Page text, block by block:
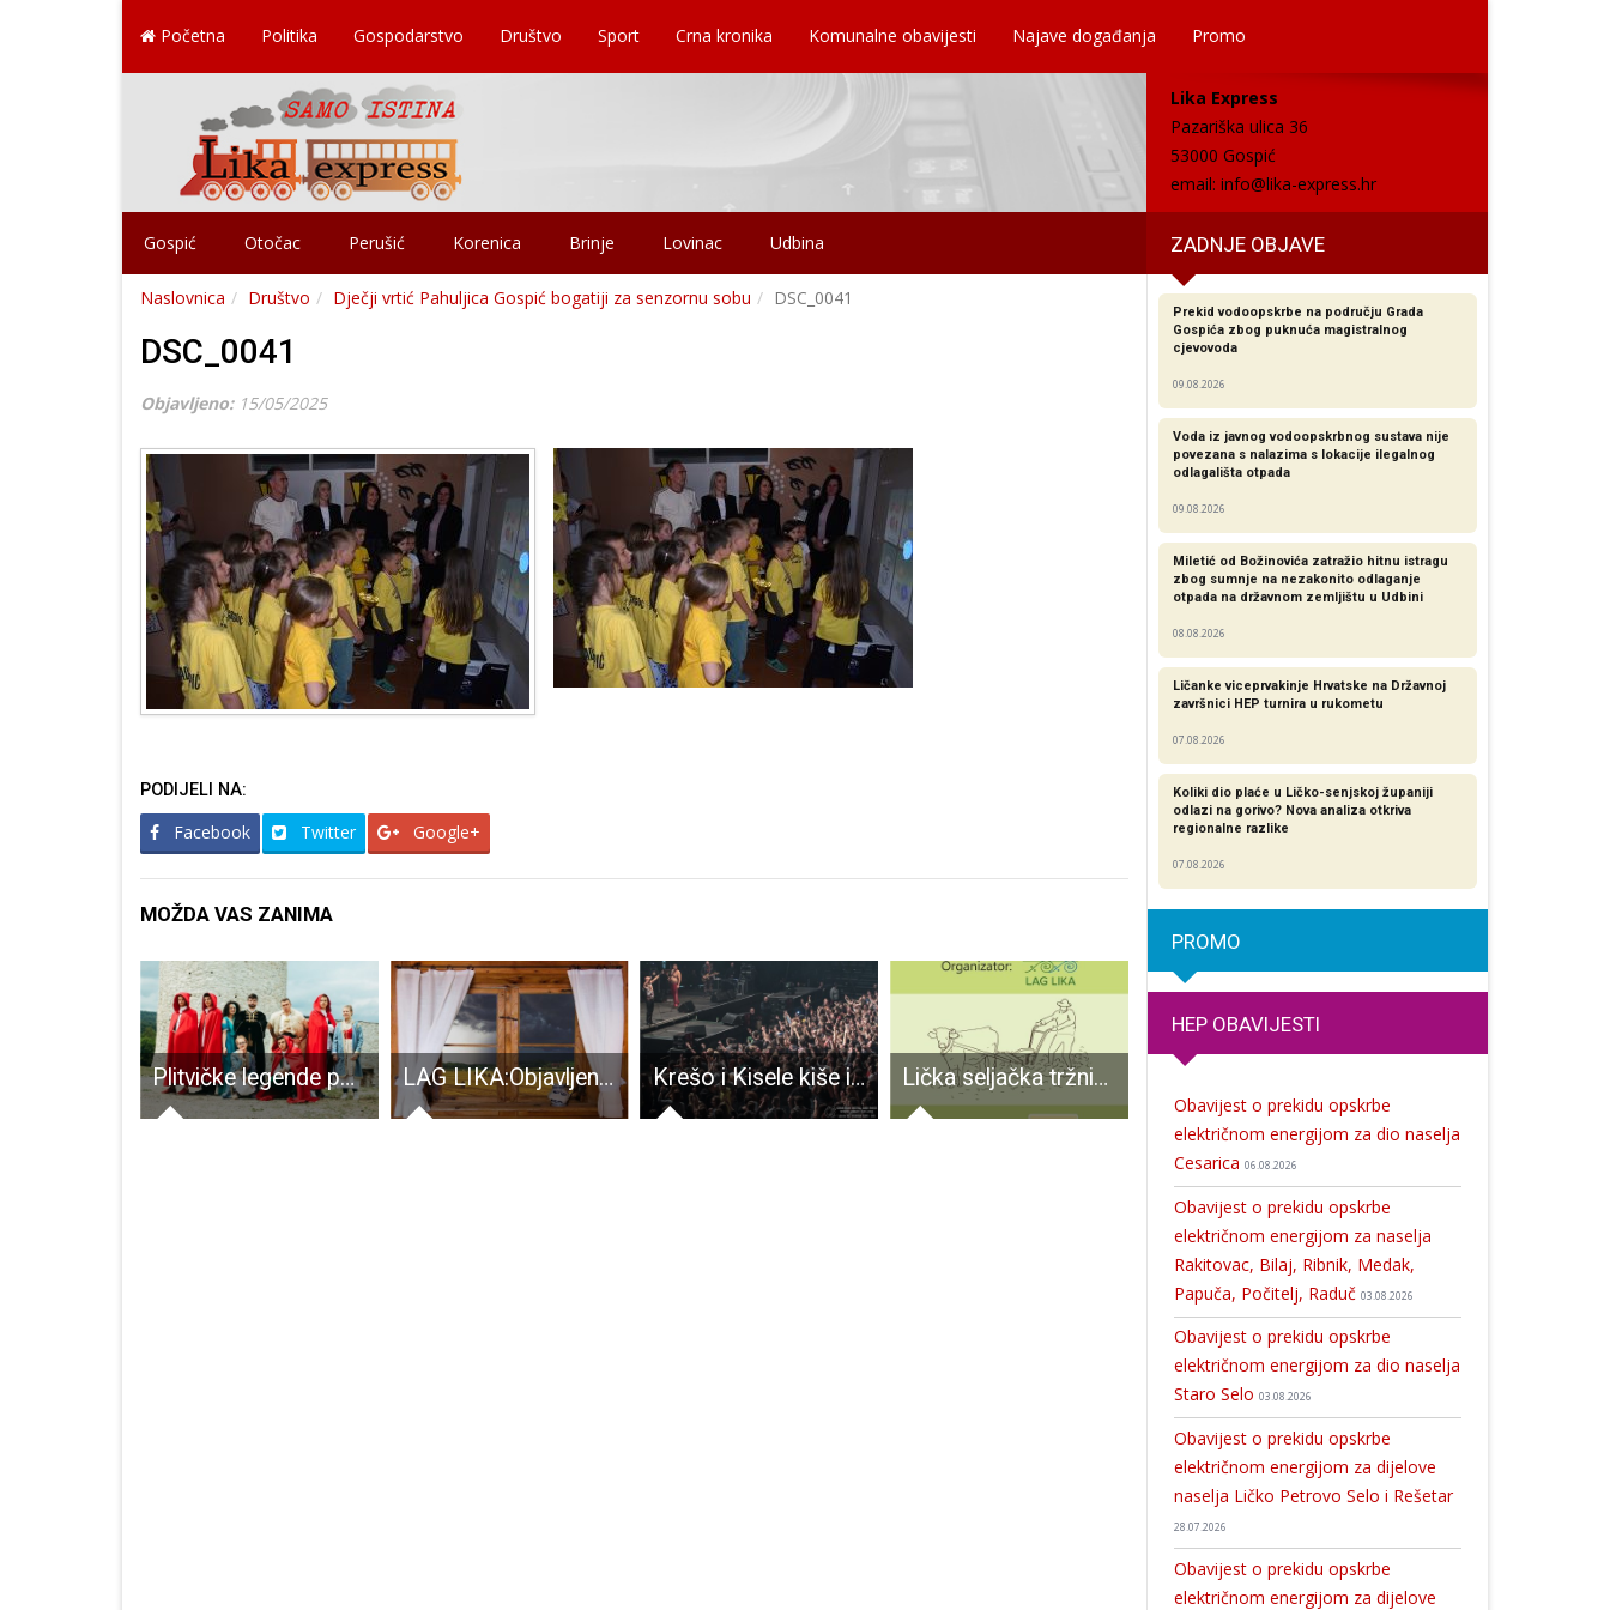
Početna Politika Gospodarstvo Društvo Sport Crna kronika Komunalne obavijesti Najave događanja Promo
Lika Express
Pazariška ulica 36
53000 Gospić
email: info@lika-express.hr
Gospić Otočac Perušić Korenica Brinje Lovinac Udbina ZADNJE OBJAVE
Naslovnica Društvo Dječji vrtić Pahuljica Gospić bogatiji za senzornu sobu DSC_0041
DSC_0041
Objavljeno: 15/05/2025
PODIJELI NA:
Facebook Twitter Google+
MOŽDA VAS ZANIMA
Plitvičke legende ponovno oživjele LAG LIKA:Objavljen LAG Natječaj za provedbu Mjere 6.4.1. „Razvoj nepoljoprivrednih djelatnosti u ruralnim područjima“ Krešo i Kisele kiše i Brkovi za kraj GROCKS-a Lička seljačka tržnica stiže u Karlobag
Prekid vodoopskrbe na području Grada
Gospića zbog puknuća magistralnog
cjevovoda
09.08.2026
Voda iz javnog vodoopskrbnog sustava nije
povezana s nalazima s lokacije ilegalnog
odlagališta otpada
09.08.2026
Miletić od Božinovića zatražio hitnu istragu
zbog sumnje na nezakonito odlaganje
otpada na državnom zemljištu u Udbini
08.08.2026
Ličanke viceprvakinje Hrvatske na Državnoj
završnici HEP turnira u rukometu
07.08.2026
Koliki dio plaće u Ličko-senjskoj županiji
odlazi na gorivo? Nova analiza otkriva
regionalne razlike​
07.08.2026
PROMO
HEP OBAVIJESTI
Obavijest o prekidu opskrbe
električnom energijom za dio naselja
Cesarica 06.08.2026
Obavijest o prekidu opskrbe
električnom energijom za naselja
Rakitovac, Bilaj, Ribnik, Medak,
Papuča, Počitelj, Raduč 03.08.2026
Obavijest o prekidu opskrbe
električnom energijom za dio naselja
Staro Selo 03.08.2026
Obavijest o prekidu opskrbe
električnom energijom za dijelove
naselja Ličko Petrovo Selo i Rešetar
28.07.2026
Obavijest o prekidu opskrbe
električnom energijom za dijelove